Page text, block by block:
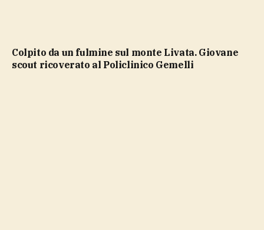
Colpito da un fulmine sul monte Livata. Giovane
scout ricoverato al Policlinico Gemelli